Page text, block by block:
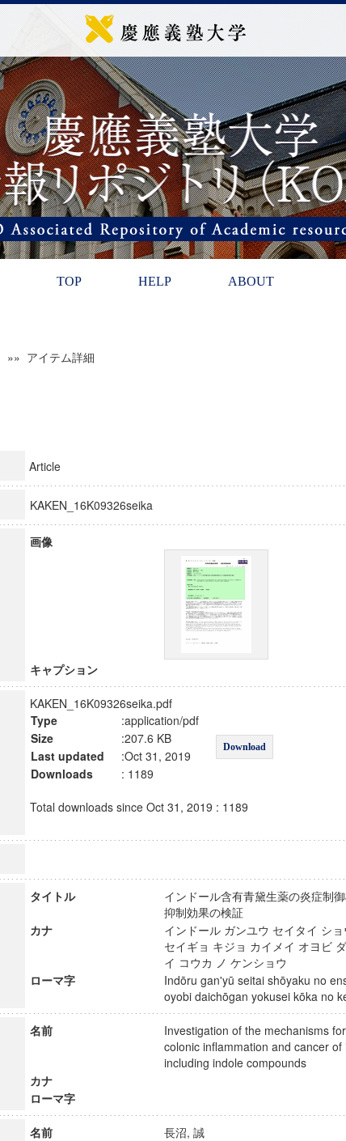
TOP HELP ABOUT
»» アイテム詳細
Article
KAKEN_16K09326seika
画像
キャプション
KAKEN_16K09326seika.pdf
Type
:application/pdf
Download
Size
:207.6 KB
Last updated
:Oct 31, 2019
Downloads
: 1189
Total downloads since Oct 31, 2019 : 1189
タイトル
インドール含有青黛生薬の炎症制
抑制効果の検証
カナ
インドール ガンユウ セイタイ シ
セイギョ キジョ カイメイ オヨビ
イ コウカ ノ ケンショウ
ローマ字
Indōru gan'yū seitai shōyaku no
oyobi daichōgan yokusei kōka
名前
Investigation of the mechanisms
colonic inflammation and cancer
including indole compounds
カナ
ローマ字
名前
長沼, 誠